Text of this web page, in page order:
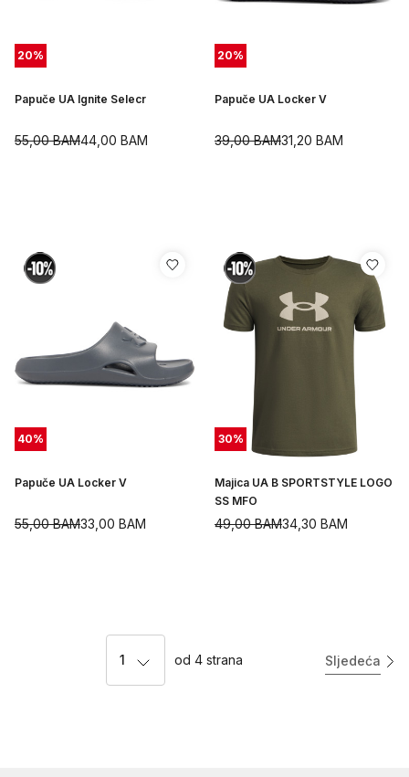
20%
Papuče UA Ignite Selecr
44,00 BAM
55,00BAM
20%
Papuče UA Locker V
31,20 BAM
39,00BAM
40%
Papuče UA Locker V
33,00 BAM
55,00BAM
30%
Majica UA B SPORTSTYLE LOGO
SS MFO
34,30 BAM
49,00BAM
1 od 4 strana Sljedeća